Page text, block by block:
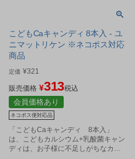
こどもCaキャンディ 8本入 - ユ
ニマットリケン ※ネコポス対応
商品
定価 ¥321
販売価格 ¥313税込
会員価格あり
ネコポス便対応品
「こどもCaキャンディ 8本入」
は、こどもカルシウム+乳酸菌キャン
ディは、お子様に不足しがちなカル